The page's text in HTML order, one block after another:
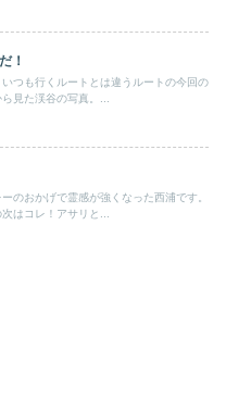
！
つも行くルートとは違うルートの今回の
見た渓谷の写真。...
のおかげで霊感が強くなった西浦です。
はコレ！アサリと...